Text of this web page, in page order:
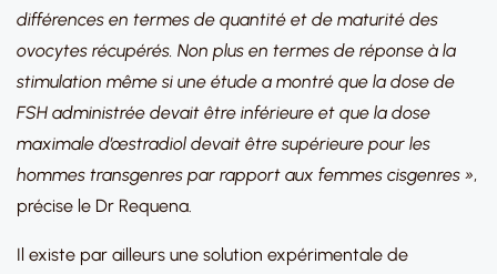
différences en termes de quantité et de maturité des
ovocytes récupérés. Non plus en termes de réponse à la
stimulation même si une étude a montré que la dose de
FSH administrée devait être inférieure et que la dose
maximale d’œstradiol devait être supérieure pour les
hommes transgenres par rapport aux femmes cisgenres »,
précise le Dr Requena.
Il existe par ailleurs une solution expérimentale de